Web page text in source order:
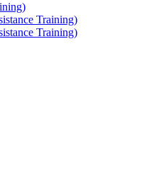
Training)
Training)